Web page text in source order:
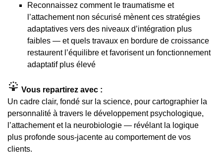
Reconnaissez comment le traumatisme et
l’attachement non sécurisé mènent ces stratégies
adaptatives vers des niveaux d’intégration plus
faibles — et quels travaux en bordure de croissance
restaurent l’équilibre et favorisent un fonctionnement
adaptatif plus élevé
Vous repartirez avec :
Un cadre clair, fondé sur la science, pour cartographier la
personnalité à travers le développement psychologique,
l’attachement et la neurobiologie — révélant la logique
plus profonde sous-jacente au comportement de vos
clients.